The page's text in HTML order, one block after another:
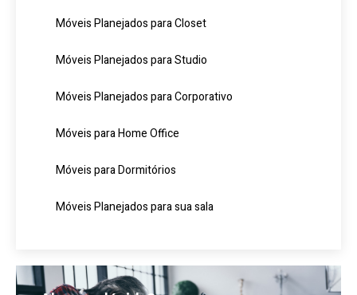
Móveis Planejados para Closet
Móveis Planejados para Studio
Móveis Planejados para Corporativo
Móveis para Home Office
Móveis para Dormitórios
Móveis Planejados para sua sala